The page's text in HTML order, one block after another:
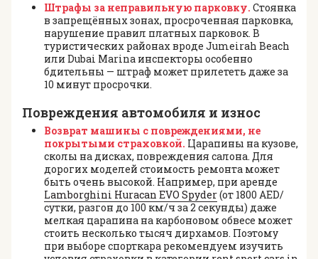
Штрафы за неправильную парковку. Стоянка
в запрещённых зонах, просроченная парковка,
нарушение правил платных парковок. В
туристических районах вроде Jumeirah Beach
или Dubai Marina инспекторы особенно
бдительны — штраф может прилететь даже за
10 минут просрочки.
Повреждения автомобиля и износ
Возврат машины с повреждениями, не
покрытыми страховкой. Царапины на кузове,
сколы на дисках, повреждения салона. Для
дорогих моделей стоимость ремонта может
быть очень высокой. Например, при аренде
Lamborghini Huracan EVO Spyder(от 1800 AED/
сутки, разгон до 100 км/ч за 2 секунды) даже
мелкая царапина на карбоновом обвесе может
стоить несколько тысяч дирхамов. Поэтому
при выборе спорткара рекомендуем изучить